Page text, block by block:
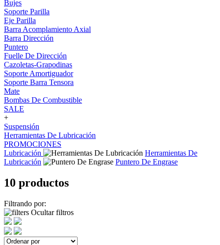
Bujes
Soporte Parilla
Eje Parilla
Barra Acomplamiento Axial
Barra Dirección
Puntero
Fuelle De Dirección
Cazoletas-Grapodinas
Soporte Amortiguador
Soporte Barra Tensora
Mate
Bombas De Combustible
SALE
+
Suspensión
Herramientas De Lubricación
PROMOCIONES
Lubricación
Herramientas De
Lubricación
Puntero De Engrase
10 productos
Filtrando por:
Ocultar filtros